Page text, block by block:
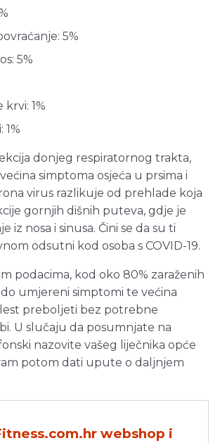
5%
5%
krvi: 1%
1%
donjeg respiratornog trakta,
simptoma osjeća u prsima i
virus razlikuje od prehlade koja
gornjih dišnih puteva, gdje je
iz nosa i sinusa. Čini se da su ti
odsutni kod osoba s COVID-19.
podacima, kod oko 80% zaraženih
do umjereni simptomi te većina
preboljeti bez potrebne
U slučaju da posumnjate na
nazovite vašeg liječnika opće
potom dati upute o daljnjem
webshop i